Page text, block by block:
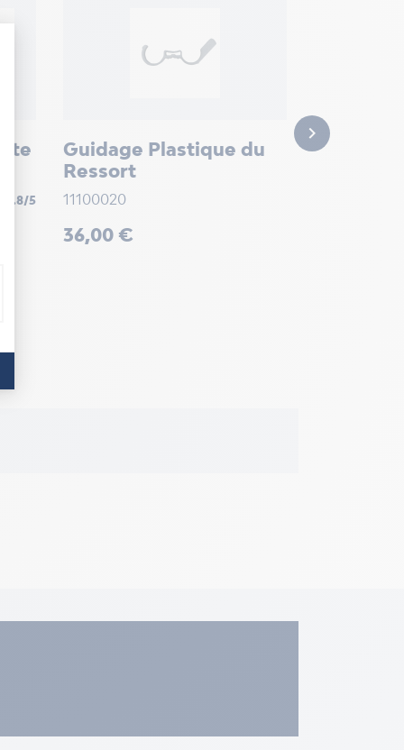
4.8/5
Guidage Plastique du
Ressort
11100020
Prix
36,00 €
Speed...
NFF15112b
